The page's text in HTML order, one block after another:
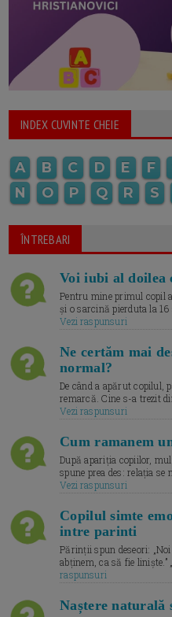
INDEX CUVINTE CHEIE
A B C D E F
N
O P Q R S
ÎNTREBARI
Voi iubi al doilea
Pentru mine primul copil
și o sarcină pierduta la
Vezi raspunsuri
Ne certăm mai
normal?
De când a apărut copilul,
remarcă. Cine s-a trezit
Vezi raspunsuri
Cum ramanem
După apariția copiilor,
spune prea des: relația
Vezi raspunsuri
Copilul simte
intre parinti
Părinții spun deseori:
abținem, ca să fie liniște.”
raspunsuri
Naștere naturală